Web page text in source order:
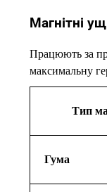
Магнітні
Працюють за
максимальну
Тип
Гума